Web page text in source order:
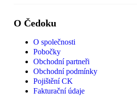
O Čedoku
O společnosti
Pobočky
Obchodní partneři
Obchodní podmínky
Pojištění CK
Fakturační údaje